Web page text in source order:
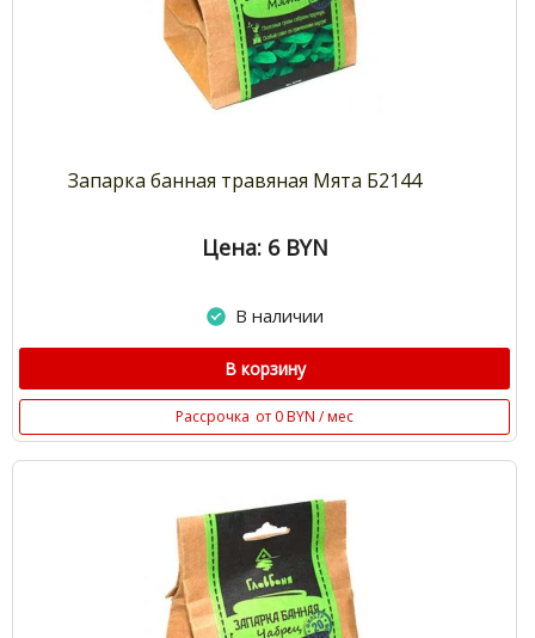
Запарка банная травяная Мята Б2144
Цена: 6 BYN
В наличии
В корзину
Рассрочка от 0 BYN / мес